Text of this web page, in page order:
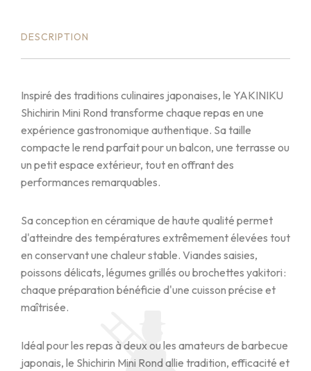
DESCRIPTION
Inspiré des traditions culinaires japonaises, le YAKINIKU
Shichirin Mini Rond transforme chaque repas en une
expérience gastronomique authentique. Sa taille
compacte le rend parfait pour un balcon, une terrasse ou
un petit espace extérieur, tout en offrant des
performances remarquables.
Sa conception en céramique de haute qualité permet
d'atteindre des températures extrêmement élevées tout
en conservant une chaleur stable. Viandes saisies,
poissons délicats, légumes grillés ou brochettes yakitori :
chaque préparation bénéficie d'une cuisson précise et
maîtrisée.
Idéal pour les repas à deux ou les amateurs de barbecue
japonais, le Shichirin Mini Rond allie tradition, efficacité et